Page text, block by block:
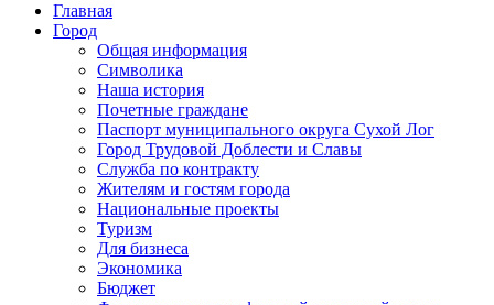
Главная
Город
Общая информация
Символика
Наша история
Почетные граждане
Паспорт муниципального округа Сухой Лог
Город Трудовой Доблести и Славы
Служба по контракту
Жителям и гостям города
Национальные проекты
Туризм
Для бизнеса
Экономика
Бюджет